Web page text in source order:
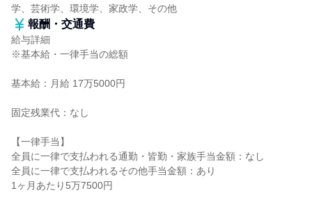
学、芸術学、環境学、家政学、その他
報酬・交通費
給与詳細
※基本給・一律手当の総額
基本給：月給 17万5000円
固定残業代：なし
【一律手当】
全員に一律で支払われる通勤・皆勤・家族手当金額：なし
全員に一律で支払われるその他手当金額：あり
1ヶ月あたり5万7500円